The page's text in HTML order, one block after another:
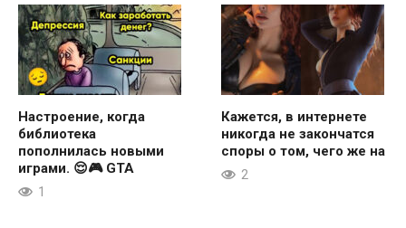
Настроение, когда
библиотека
пополнилась новыми
играми. 😌🎮 GTA
1
Кажется, в интернете
никогда не закончатся
споры о том, чего же на
2